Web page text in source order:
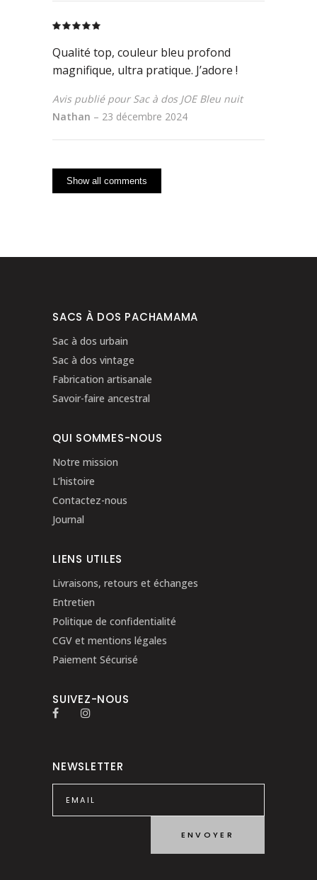
Qualité top, couleur bleu profond
magnifique, ultra pratique. J’adore !
Avis publié pour Sac à dos JOE Bleu nuit
Nathan – 23 décembre 2024
Show all comments
SACS À DOS PACHAMAMA
Sac à dos urbain
Sac à dos vintage
Fabrication artisanale
Savoir-faire ancestral
QUI SOMMES-NOUS
Notre mission
L’histoire
Contactez-nous
Journal
LIENS UTILES
Livraisons, retours et échanges
Entretien
Politique de confidentialité
CGV et mentions légales
Paiement Sécurisé
SUIVEZ-NOUS
NEWSLETTER